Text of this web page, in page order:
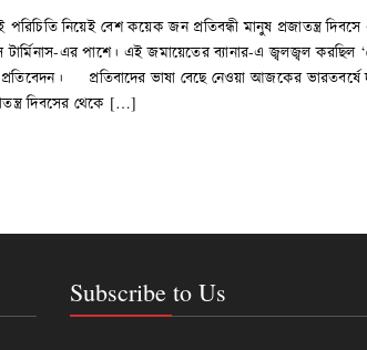
নিয়েই বেশ কয়েক জন প্রতিবন্ধী মানুষ প্রজাতন্ত্র দিবসে
টার্মিনাস-এর পাশে। এই জমায়েতের ব্যানার-এ জ্বলজ্বল করছিল
প্রতিবাদের ভাষা বেছে নেওয়া আজকের ভারতবর্ষে
দিবসের থেকে […]
Subscribe to Us